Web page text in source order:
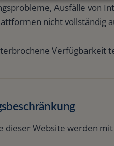
Ausfälle von
nicht vollständig
Verfügbarkeit
dieser Website werden